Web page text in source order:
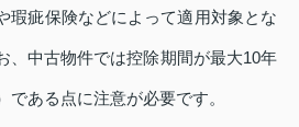
瑕疵保険などによって適用対象とな
、中古物件では控除期間が最大10年
である点に注意が必要です。